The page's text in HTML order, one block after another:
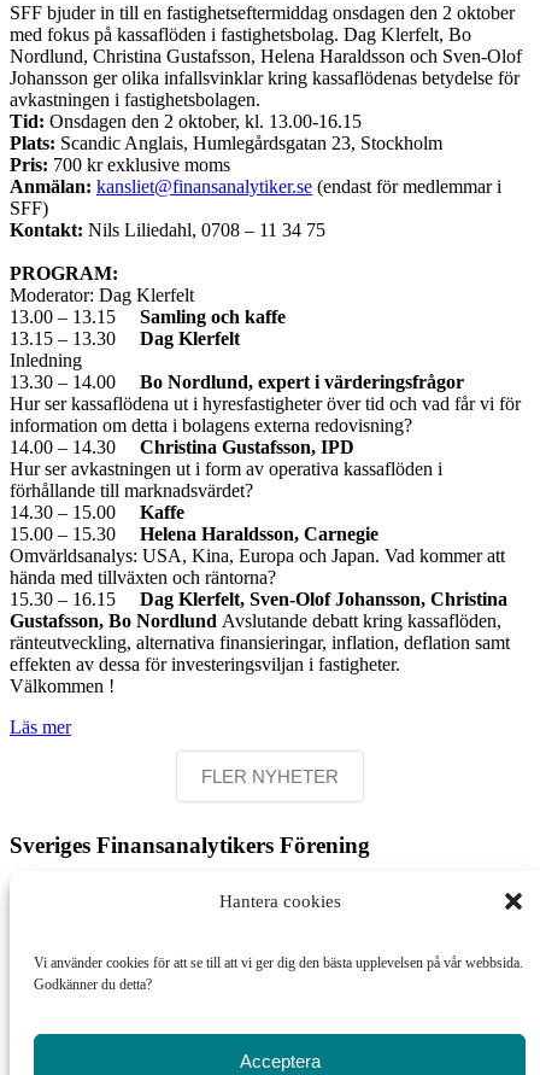
Hantera cookies
Vi använder cookies för att se till att vi ger dig den bästa upplevelsen på vår webbsida.
Godkänner du detta?
Acceptera
SFF bjuder in till en fastighetseftermiddag onsdagen den 2 oktober
med fokus på kassaflöden i fastighetsbolag. Dag Klerfelt, Bo
Nordlund, Christina Gustafsson, Helena Haraldsson och Sven-Olof
Johansson ger olika infallsvinklar kring kassaflödenas betydelse för
avkastningen i fastighetsbolagen.
Tid: Onsdagen den 2 oktober, kl. 13.00-16.15
Plats: Scandic Anglais, Humlegårdsgatan 23, Stockholm
Pris: 700 kr exklusive moms
Anmälan: kansliet@finansanalytiker.se (endast för medlemmar i
SFF)
Kontakt: Nils Liliedahl, 0708 – 11 34 75
PROGRAM:
Moderator: Dag Klerfelt
13.00 – 13.15 Samling och kaffe
13.15 – 13.30 Dag Klerfelt
Inledning
13.30 – 14.00 Bo Nordlund, expert i värderingsfrågor
Hur ser kassaflödena ut i hyresfastigheter över tid och vad får vi för
information om detta i bolagens externa redovisning?
14.00 – 14.30 Christina Gustafsson, IPD
Hur ser avkastningen ut i form av operativa kassaflöden i
förhållande till marknadsvärdet?
14.30 – 15.00 Kaffe
15.00 – 15.30 Helena Haraldsson, Carnegie
Omvärldsanalys: USA, Kina, Europa och Japan. Vad kommer att
hända med tillväxten och räntorna?
15.30 – 16.15 Dag Klerfelt, Sven-Olof Johansson, Christina
Gustafsson, Bo Nordlund Avslutande debatt kring kassaflöden,
ränteutveckling, alternativa finansieringar, inflation, deflation samt
effekten av dessa för investeringsviljan i fastigheter.
Välkommen !
Läs mer
FLER NYHETER
Sveriges Finansanalytikers Förening
Besöksadress:
kansliet@finansanalytiker.se